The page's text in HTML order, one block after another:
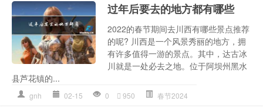
过年后要去的地方都有哪些
2022的春节期间去川西有哪些景点推荐
的呢? 川西是一个风景秀丽的地方，拥
有许多值得一游的景点。其中，达古冰
川就是一处必去之地。位于阿坝州黑水
县芦花镇的...
gnh 02-15 0 950 春节2024